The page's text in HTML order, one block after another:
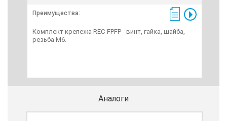
Преимущества:
Комплект крепежа REC-FPFP - винт, гайка, шайба,
резьба М6.
Аналоги